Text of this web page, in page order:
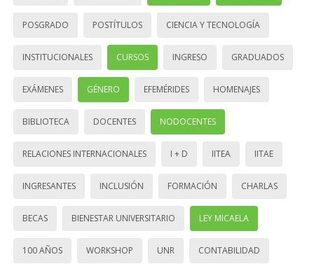
POSGRADO POSTÍTULOS CIENCIA Y TECNOLOGÍA
INSTITUCIONALES CURSOS INGRESO GRADUADOS
EXÁMENES GÉNERO EFEMÉRIDES HOMENAJES
BIBLIOTECA DOCENTES NODOCENTES
RELACIONES INTERNACIONALES I + D IITEA IITAE
INGRESANTES INCLUSIÓN FORMACIÓN CHARLAS
BECAS BIENESTAR UNIVERSITARIO LEY MICAELA
100 AÑOS WORKSHOP UNR CONTABILIDAD